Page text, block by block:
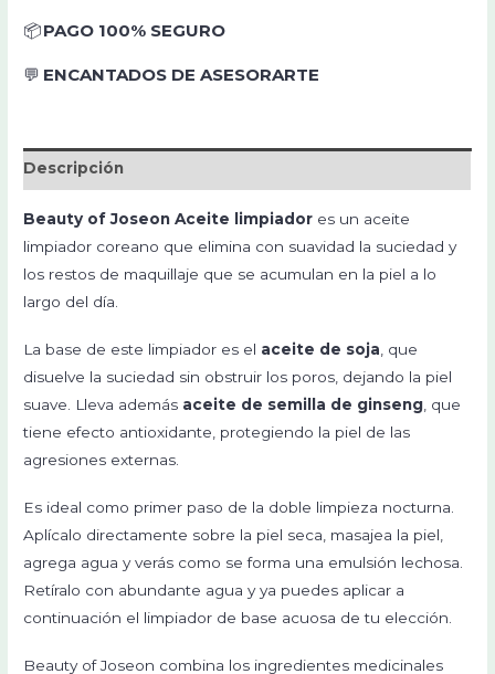
📦PAGO 100% SEGURO
💬 ENCANTADOS DE ASESORARTE
Descripción
Beauty of Joseon Aceite limpiador es un aceite
limpiador coreano que elimina con suavidad la suciedad y
los restos de maquillaje que se acumulan en la piel a lo
largo del día.
La base de este limpiador es el aceite de soja , que
disuelve la suciedad sin obstruir los poros, dejando la piel
suave. Lleva además aceite de semilla de ginseng , que
tiene efecto antioxidante, protegiendo la piel de las
agresiones externas.
Es ideal como primer paso de la doble limpieza nocturna.
Aplícalo directamente sobre la piel seca, masajea la piel,
agrega agua y verás como se forma una emulsión lechosa.
Retíralo con abundante agua y ya puedes aplicar a
continuación el limpiador de base acuosa de tu elección.
Beauty of Joseon combina los ingredientes medicinales